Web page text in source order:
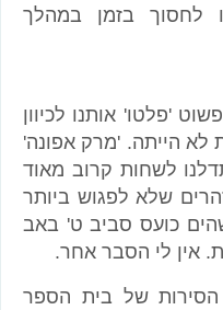
לחסוך בזמן במהלך
'פלטו' אותנו לכיוון
לא הייתה. 'מרק אפונה'
לשחות קרוב מאוד
שלא לפגוש ביותר
כועס סביב ט' באב
אין לי הסבר אחר.
הסירות של בית הספר